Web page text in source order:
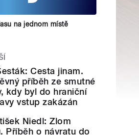
na jednom místě
Cesta jinam.
příběh ze smutné
kdy byl do hraniční
vstup zakázán
Niedl: Zlom
Příběh o návratu do